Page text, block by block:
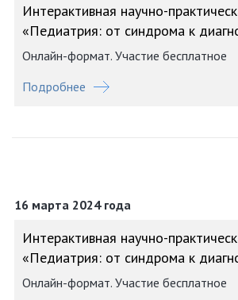
Интерактивная научно-
«Педиатрия: от синдрома к
Онлайн-формат. Участие бесплатное
Подробнее
16 марта 2024 года
Интерактивная научно-
«Педиатрия: от синдрома к
Онлайн-формат. Участие бесплатное